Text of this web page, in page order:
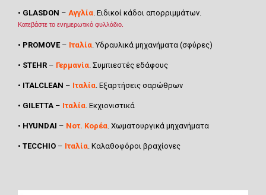
• GLASDON – Αγγλία. Ειδικοί κάδοι απορριμμάτων.
Κατεβάστε το ενημερωτικό φυλλάδιο.
• PROMOVE – Ιταλία. Υδραυλικά μηχανήματα (σφύρες)
• STEHR – Γερμανία. Συμπιεστές εδάφους
• ITALCLEAN – Ιταλία. Εξαρτήσεις σαρώθρων
• GILETTA – Ιταλία. Εκχιονιστικά
• HYUNDAI – Νοτ. Κορέα. Χωματουργικά μηχανήματα
• TECCHIO – Ιταλία. Καλαθοφόροι βραχίονες